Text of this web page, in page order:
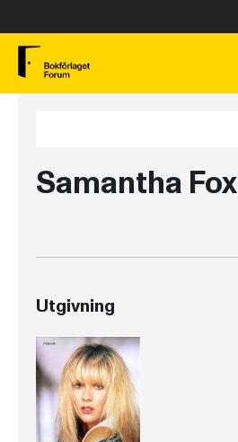
Samantha Fox
Utgivning